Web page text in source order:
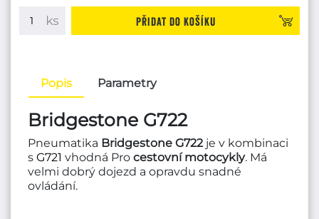
Přidat do košíku
Popis Parametry
Bridgestone G722
Pneumatika Bridgestone G722je v kombinaci
s G721 vhodná Pro cestovní motocykly. Má
velmi dobrý dojezd a opravdu snadné
ovládání.